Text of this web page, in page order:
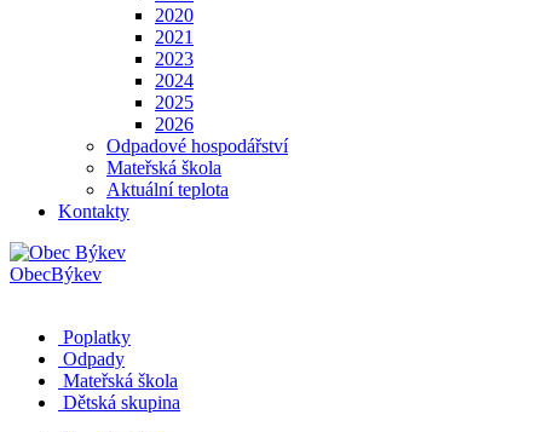
2020
2021
2023
2024
2025
2026
Odpadové hospodářství
Mateřská škola
Aktuální teplota
Kontakty
ObecBýkev
Poplatky
Odpady
Mateřská škola
Dětská skupina